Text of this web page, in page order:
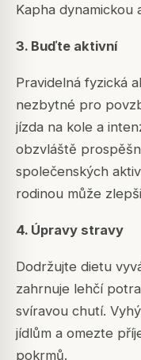
Kapha dynamickou
3. Buďte aktivní
Pravidelná fyzická
nezbytné pro
jízda na kole a
obzvláště
společenských
rodinou může
4. Úpravy stravy
Dodržujte dietu
zahrnuje lehčí
svíravou chutí.
jídlům a omezte
pokrmů.